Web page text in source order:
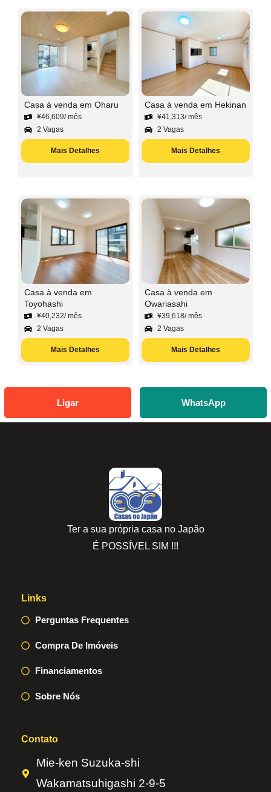
Casa à venda em Oharu
¥46,609/ mês
2 Vagas
Mais Detalhes
Casa à venda em Hekinan
¥41,313/ mês
2 Vagas
Mais Detalhes
Casa à venda em
Toyohashi
¥40,232/ mês
2 Vagas
Mais Detalhes
Casa à venda em
Owariasahi
¥39,618/ mês
2 Vagas
Mais Detalhes
Ligar WhatsApp
Ter a sua própria casa no Japão
É POSSÍVEL SIM !!!
Links
Perguntas Frequentes
Compra De Imóveis
Financiamentos
Sobre Nós
Contato
Mie-ken Suzuka-shi
Wakamatsuhigashi 2-9-5